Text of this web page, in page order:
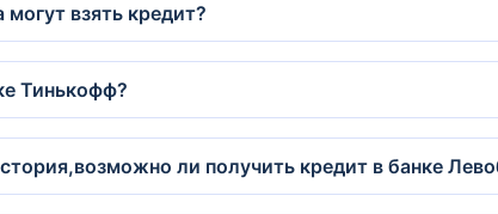
взять кредит?
Тинькофф?
ли получить кредит в банке